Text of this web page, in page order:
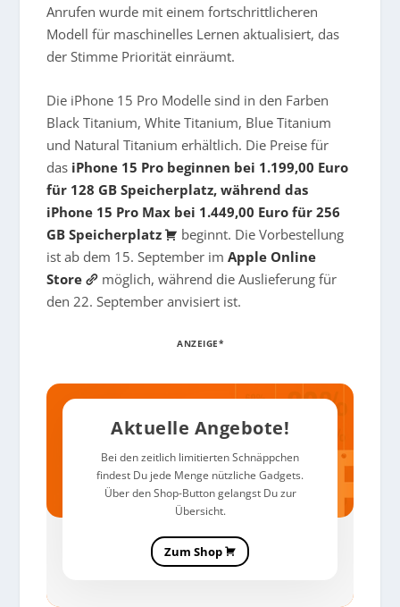
Anrufen wurde mit einem fortschrittlicheren
Modell für maschinelles Lernen aktualisiert, das
der Stimme Priorität einräumt.
Die iPhone 15 Pro Modelle sind in den Farben
Black Titanium, White Titanium, Blue Titanium
und Natural Titanium erhältlich. Die Preise für
das iPhone 15 Pro beginnen bei 1.199,00 Euro
für 128 GB Speicherplatz, während das
iPhone 15 Pro Max bei 1.449,00 Euro für 256
GB Speicherplatz
beginnt. Die Vorbestellung
ist ab dem 15. September imApple Online
Store
möglich, während die Auslieferung für
den 22. September anvisiert ist.
ANZEIGE*
Aktuelle Angebote!
Bei den zeitlich limitierten Schnäppchen
findest Du jede Menge nützliche Gadgets.
Über den Shop-Button gelangst Du zur
Übersicht.
Zum Shop